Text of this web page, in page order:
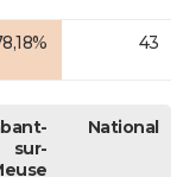
43
sur-
National